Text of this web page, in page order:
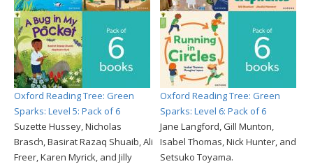
Oxford Reading Tree: Green
Sparks: Level 5: Pack of 6
Suzette Hussey, Nicholas
Brasch, Basirat Razaq Shuaib, Ali
Freer, Karen Myrick, and Jilly
Oxford Reading Tree: Green
Sparks: Level 6: Pack of 6
Jane Langford, Gill Munton,
Isabel Thomas, Nick Hunter, and
Setsuko Toyama.